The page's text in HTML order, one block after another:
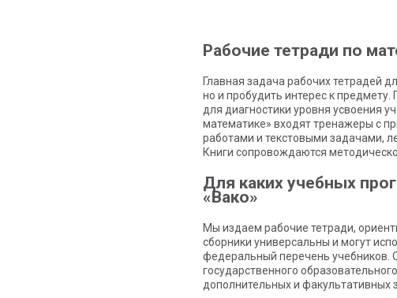
Рабочие тетради по
Главная задача рабочих тетрадей
но и пробудить интерес к
для диагностики уровня усвоения
математике» входят тренажеры с
работами и текстовыми задачами,
Книги сопровождаются
Для каких учебных
«Вако»
Мы издаем рабочие тетради,
сборники универсальны и могут
федеральный перечень учебников.
государственного
дополнительных и факультативных